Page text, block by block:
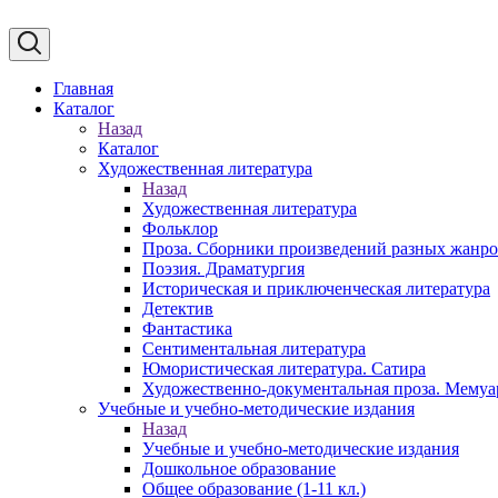
Главная
Каталог
Назад
Каталог
Художественная литература
Назад
Художественная литература
Фольклор
Проза. Сборники произведений разных
Поэзия. Драматургия
Историческая и приключенческая литература
Детектив
Фантастика
Сентиментальная литература
Юмористическая литература. Сатира
Художественно-документальная проза.
Учебные и учебно-методические издания
Назад
Учебные и учебно-методические издания
Дошкольное образование
Общее образование (1-11 кл.)